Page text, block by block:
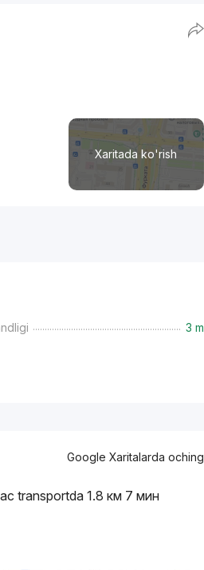
Xaritada ko'rish
3 m
Google Xaritalarda oching
transportda 1.8 км 7 мин